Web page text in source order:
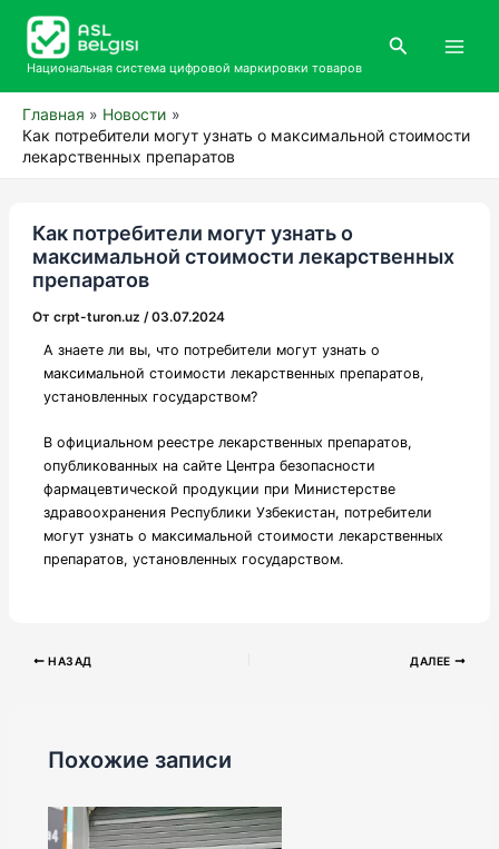
Перейти
содержимому
Национальная система цифровой маркировки товаров
Поиск
Главная
Новости
Как потребители могут узнать о максимальной стоимости
лекарственных препаратов
Как потребители могут узнать о
максимальной стоимости лекарственных
препаратов
От crpt-turon.uz /03.07.2024
А знаете ли вы, что потребители могут узнать о
максимальной стоимости лекарственных препаратов,
установленных государством?
В официальном реестре лекарственных препаратов,
опубликованных на сайте Центра безопасности
фармацевтической продукции при Министерстве
здравоохранения Республики Узбекистан, потребители
могут узнать о максимальной стоимости лекарственных
препаратов, установленных государством.
НАЗАД ДАЛЕЕ
Похожие записи